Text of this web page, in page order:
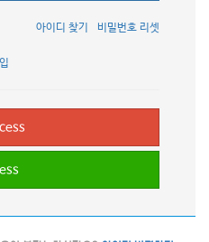
비밀번호 리셋
아이디 찾기